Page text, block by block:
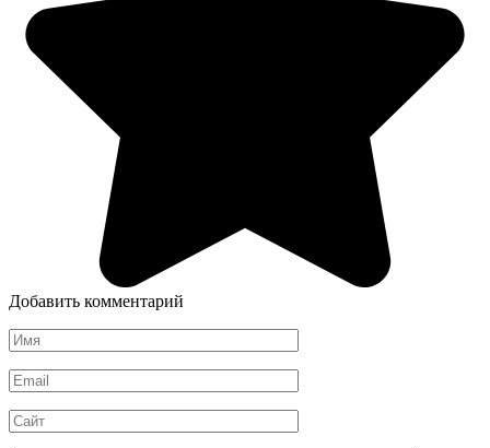
Добавить комментарий
Имя
*
Email
*
Сайт